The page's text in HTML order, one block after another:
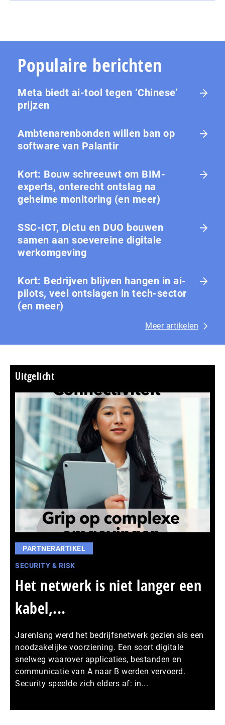
Populaire berichten
Meta biedt ai-tool tegen ‘Chinese’
prijzen
Ambtenarenbonden willen ban op
software van Palantir
Kort: Bouw schreeuwt om BIM-
experts, onterecht ontslag na
geheime monitoring (en meer)
SSC-ICT, Dictu en DUO bouwen
samen aan soevereine digitale
werkomgeving
Kort: Bedrijven blijven hangen in ai-
pilots, veel ontslagen in tech-sector
(en meer)
Meer artikelen
Uitgelicht
PARTNERARTIKEL
SECURITY & RISK
Het netwerk is niet langer een
kabel,...
Jarenlang werd het bedrijfsnetwerk gezien als een
noodzakelijke voorziening. Een soort digitale
snelweg waarover applicaties, bestanden en
communicatie van A naar B werden vervoerd.
Security speelde zich elders af: in...